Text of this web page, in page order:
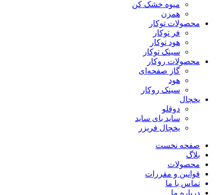
میوه خشک کن
همزن
محصولات توکار
فر توکار
هود توکار
سینک توکار
محصولات روکار
گاز صفحه‌ای
هود
سینک روکار
یخچال
دوقلو
ساید بای ساید
یخچال فریزر
صفحه نخست
بلاگ
محصولات
قوانین و مقررات
تماس با ما
درباره ما